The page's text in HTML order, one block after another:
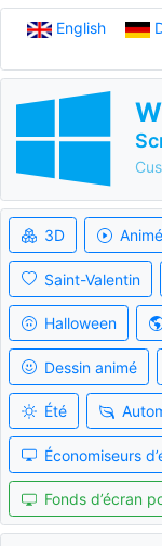
English
3D Animé
Saint-Valentin
Halloween
Dessin animé
Été
Économiseurs
Fonds d’écran